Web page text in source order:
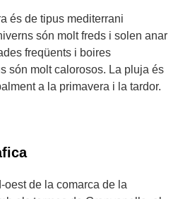
és de tipus mediterrani
són molt freds i solen anar
freqüents i boires
són molt calorosos. La pluja és
a la primavera i la tardor.
oest de la comarca de la